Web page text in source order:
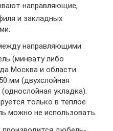
направляющие,
и закладных
направляющими
(минвату либо
Москва и области
мм (двухслойная
укладка).
только в теплое
можно не использовать.